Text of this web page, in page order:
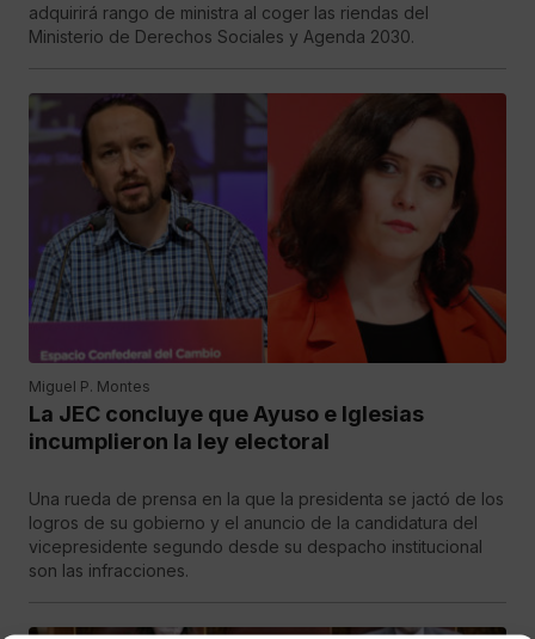
adquirirá rango de ministra al coger las riendas del
Ministerio de Derechos Sociales y Agenda 2030.
Miguel P. Montes
La JEC concluye que Ayuso e Iglesias
incumplieron la ley electoral
Una rueda de prensa en la que la presidenta se jactó de los
logros de su gobierno y el anuncio de la candidatura del
vicepresidente segundo desde su despacho institucional
son las infracciones.